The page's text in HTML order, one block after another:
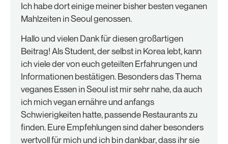
Ich habe dort einige meiner bisher besten veganen
Mahlzeiten in Seoul genossen.
Hallo und vielen Dank für diesen großartigen
Beitrag! Als Student, der selbst in Korea lebt, kann
ich viele der von euch geteilten Erfahrungen und
Informationen bestätigen. Besonders das Thema
veganes Essen in Seoul ist mir sehr nahe, da auch
ich mich vegan ernähre und anfangs
Schwierigkeiten hatte, passende Restaurants zu
finden. Eure Empfehlungen sind daher besonders
wertvoll für mich und ich bin dankbar, dass ihr sie